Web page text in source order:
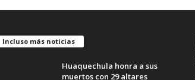
Incluso más noticias
Huaquechula honra a sus
muertos con 29 altares